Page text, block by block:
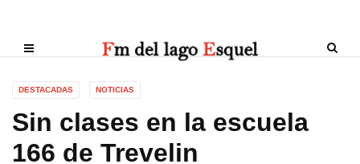
DESTACADAS NOTICIAS
Sin clases en la escuela
166 de Trevelin